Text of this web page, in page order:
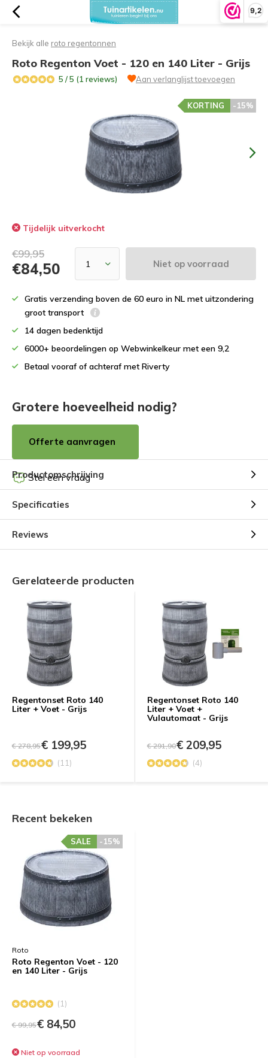
9,2
Bekijk alle roto regentonnen
Roto Regenton Voet - 120 en 140 Liter - Grijs
5 / 5 (1 reviews) Aan verlanglijst toevoegen
-15%
KORTING
Tijdelijk uitverkocht
€99,95
€84,50 Niet op voorraad
Gratis verzending boven de 60 euro in NL met uitzondering
groot transport
14 dagen bedenktijd
6000+ beoordelingen op Webwinkelkeur met een 9,2
Betaal vooraf of achteraf met Riverty
Grotere hoeveelheid nodig?
Offerte aanvragen
Stel een vraag
Productomschrijving
Specificaties
Reviews
Gerelateerde producten
Regentonset Roto 140
Liter + Voet - Grijs
€ 278,95€ 199,95
(11)
Regentonset Roto 140
Liter + Voet +
Vulautomaat - Grijs
€ 291,90€ 209,95
(4)
Recent bekeken
Roto
Roto Regenton Voet - 120
en 140 Liter - Grijs
-15%
SALE
(1)
€ 99,95€ 84,50
Niet op voorraad